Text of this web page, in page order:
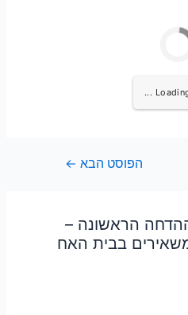
הפוסט הבא←
הראשונה –
בבית האח